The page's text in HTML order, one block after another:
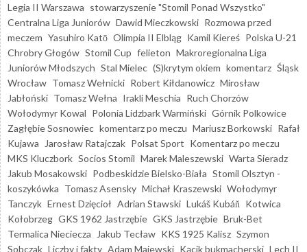
Legia II Warszawa stowarzyszenie "Stomil Ponad Wszystko"
Centralna Liga Juniorów Dawid Mieczkowski Rozmowa przed
meczem Yasuhiro Katō Olimpia II Elbląg Kamil Kiereś Polska U-21
Chrobry Głogów Stomil Cup felieton Makroregionalna Liga
Juniorów Młodszych Stal Mielec (S)krytym okiem komentarz Śląsk
Wrocław Tomasz Wełnicki Robert Kiłdanowicz Mirosław
Jabłoński Tomasz Wełna Irakli Meschia Ruch Chorzów
Wołodymyr Kowal Polonia Lidzbark Warmiński Górnik Polkowice
Zagłębie Sosnowiec komentarz po meczu Mariusz Borkowski Rafał
Kujawa
Jarosław Ratajczak Polsat Sport Komentarz po meczu
MKS Kluczbork Socios Stomil Marek Maleszewski Warta Sieradz
Jakub Mosakowski Podbeskidzie Bielsko-Biała Stomil Olsztyn -
koszykówka Tomasz Asensky Michał Kraszewski Wołodymyr
Tanczyk Ernest Dzięcioł Adrian Stawski Lukáš Kubáň Kotwica
Kołobrzeg GKS 1962 Jastrzębie GKS Jastrzębie Bruk-Bet
Termalica Nieciecza
Jakub Tecław KKS 1925 Kalisz Szymon
Sobczak Liczby i fakty Adam Majewski Kącik bukmacherski Lech II